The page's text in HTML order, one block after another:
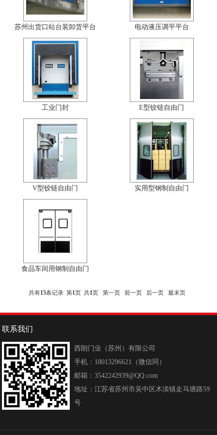
苏州出货口站台装卸货平台 电动液压调平平台
工业门封 E型铰链自由门
V型铰链自由门 实用型钢制自由门
食品车间用钢制自由门
共有15条记录 第1页 共1页 第一页 前一页 后一页 最末页
联系我们
西朗门业（苏州）有限公司
手机：18013296621（微信同）
邮箱：3542242939@QQ.com
地址：江苏省苏州市吴中区木渎镇走马塘路59
号